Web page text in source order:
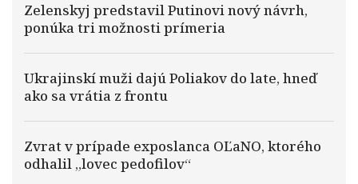
Zelenskyj predstavil Putinovi nový návrh,
ponúka tri možnosti prímeria
Ukrajinskí muži dajú Poliakov do late, hneď
ako sa vrátia z frontu
Zvrat v prípade exposlanca OĽaNO, ktorého
odhalil „lovec pedofilov“